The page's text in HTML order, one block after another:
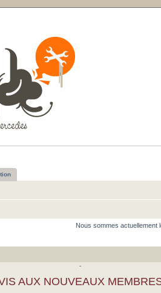
Nous sommes actuellement
-
AUX NOUVEAUX